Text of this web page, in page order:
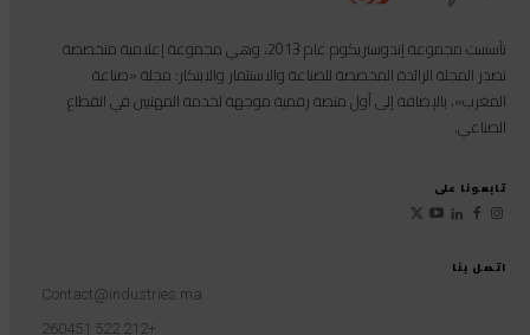
اتصل بنا
Contact@industries.ma
+212 522 260451
تأسست مجموعة إندوستريكوم عام 2013، وهي مجموعة إعلامية متخصصة
تصدر المجلة الرائدة المخصصة للصناعة والاستثمار والابتكار: مجلة «صناعة
المغرب»، بالإضافة إلى أول منصة رقمية موجهة لخدمة المهنيين في القطاع
الصناعي.
تابعونا على